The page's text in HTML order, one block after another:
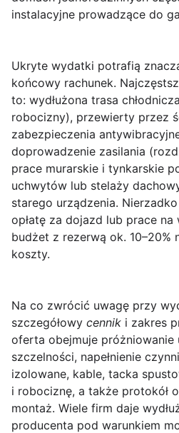
instalacyjne prowadzące do
Ukryte wydatki potrafią
końcowy rachunek.
to: wydłużona trasa
robocizny), przewierty przez
zabezpieczenia
doprowadzenie zasilania
prace murarskie i tynkarskie
uchwytów lub stelaży
starego urządzenia.
opłatę za dojazd lub prace
budżet z rezerwą ok. 10–20%
koszty.
Na co zwrócić uwagę przy
szczegółowy cennik i zakres
oferta obejmuje próżniowanie
szczelności, napełnienie
izolowane, kable, tacka
i robociznę, a także protokół
montaż. Wiele firm daje
producenta pod warunkiem